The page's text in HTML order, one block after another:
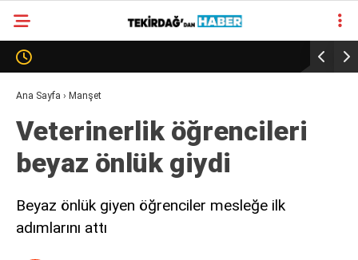
23.3
TEKIRDAĞ
SÜR MANŞET
ALT MANŞET
Ana Sayfa › Manşet
Veterinerlik öğrencileri
beyaz önlük giydi
Beyaz önlük giyen öğrenciler mesleğe ilk
adımlarını attı